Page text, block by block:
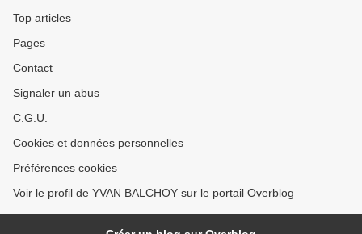
Top articles
Pages
Contact
Signaler un abus
C.G.U.
Cookies et données personnelles
Préférences cookies
Voir le profil de YVAN BALCHOY sur le portail Overblog